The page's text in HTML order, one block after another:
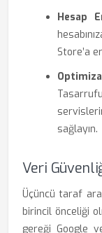
Hesap
Store’a
sağlayın.
Veri
Üçüncü taraf
birincil önceliği
gereği Google